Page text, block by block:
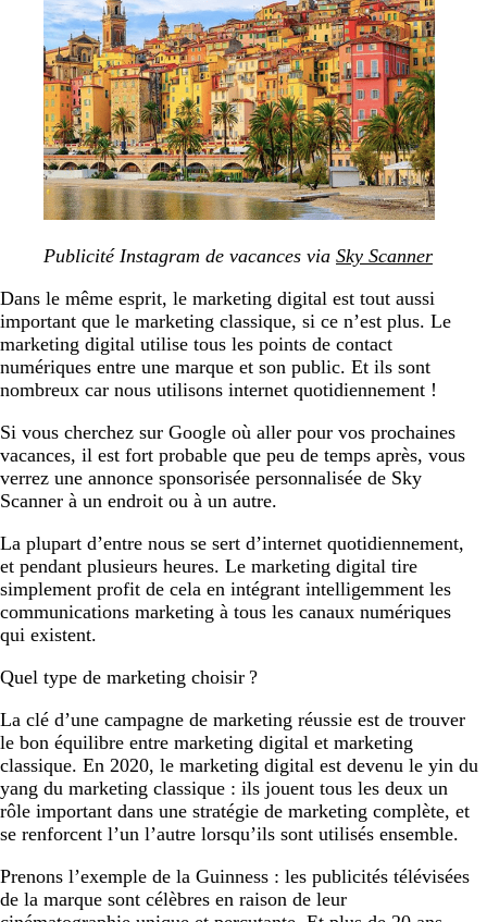
Publicité Instagram de vacances via Sky Scanner
Dans le même esprit, le marketing digital est tout aussi
important que le marketing classique, si ce n’est plus. Le
marketing digital utilise tous les points de contact
numériques entre une marque et son public. Et ils sont
nombreux car nous utilisons internet quotidiennement !
Si vous cherchez sur Google où aller pour vos prochaines
vacances, il est fort probable que peu de temps après, vous
verrez une annonce sponsorisée personnalisée de Sky
Scanner à un endroit ou à un autre.
La plupart d’entre nous se sert d’internet quotidiennement,
et pendant plusieurs heures. Le marketing digital tire
simplement profit de cela en intégrant intelligemment les
communications marketing à tous les canaux numériques
qui existent.
Quel type de marketing choisir ?
La clé d’une campagne de marketing réussie est de trouver
le bon équilibre entre marketing digital et marketing
classique. En 2020, le marketing digital est devenu le yin du
yang du marketing classique : ils jouent tous les deux un
rôle important dans une stratégie de marketing complète, et
se renforcent l’un l’autre lorsqu’ils sont utilisés ensemble.
Prenons l’exemple de la Guinness : les publicités télévisées
de la marque sont célèbres en raison de leur